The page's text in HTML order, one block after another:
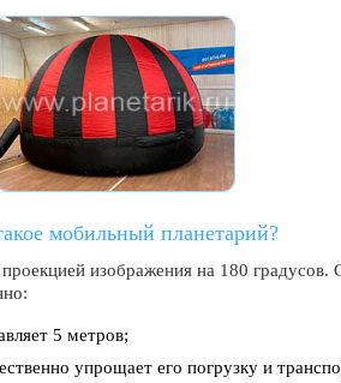
мобильный планетарий?
изображения на 180
5 метров;
упрощает его погрузку и